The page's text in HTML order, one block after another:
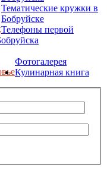
Тематические кружки в
Бобруйске
Телефоны первой
Фотогалерея
Кулинарная книга